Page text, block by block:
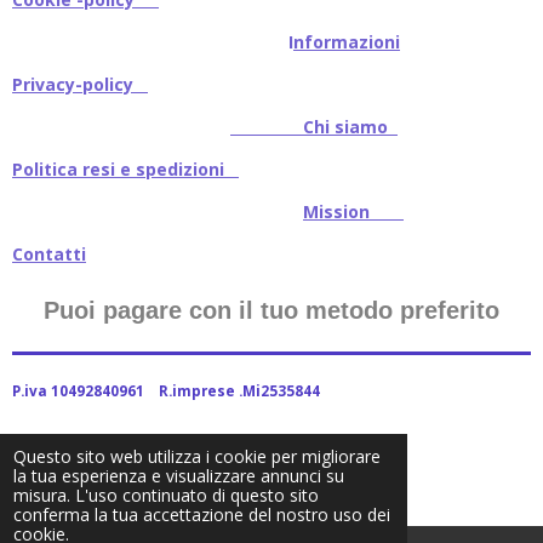
Questo sito web utilizza i cookie per migliorare
la tua esperienza e visualizzare annunci su
misura. L'uso continuato di questo sito
conferma la tua accettazione del nostro uso dei
cookie.
Informazioni
Privacy-policy
Chi siamo
Politica resi e spedizioni
Mission
Contatti
Puoi pagare con il tuo metodo preferito
P.iva 10492840961 R.imprese .Mi2535844
2024Baitstoreitalia fornito da Webador